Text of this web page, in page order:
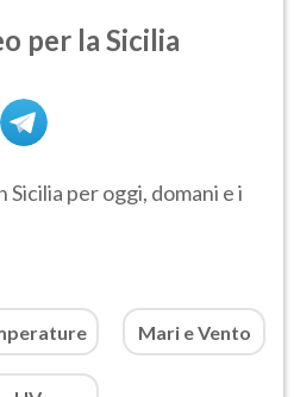
per la Sicilia
per oggi, domani e i
Mari e Vento